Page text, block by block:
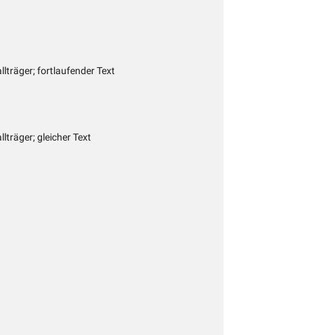
fortlaufender Text
gleicher Text